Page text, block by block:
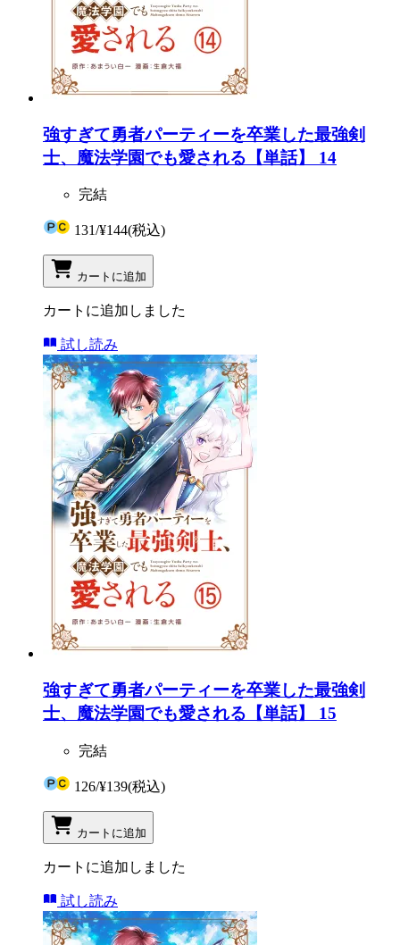
強すぎて勇者パーティーを卒業した最強剣
士、魔法学園でも愛される【単話】 14
完結
131/¥144(税込)
カートに追加
カートに追加しました
試し読み
強すぎて勇者パーティーを卒業した最強剣
士、魔法学園でも愛される【単話】 15
完結
126/¥139(税込)
カートに追加
カートに追加しました
試し読み